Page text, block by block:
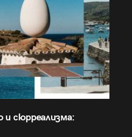
сюрреализма: